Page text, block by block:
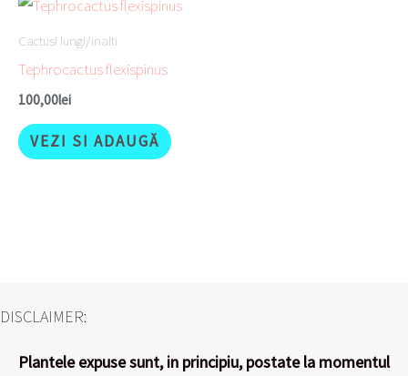
Cactusi lungi/inalti
Tephrocactus flexispinus
100,00lei
VEZI SI ADAUGĂ
DISCLAIMER:
Plantele expuse sunt, in principiu, postate la momentul